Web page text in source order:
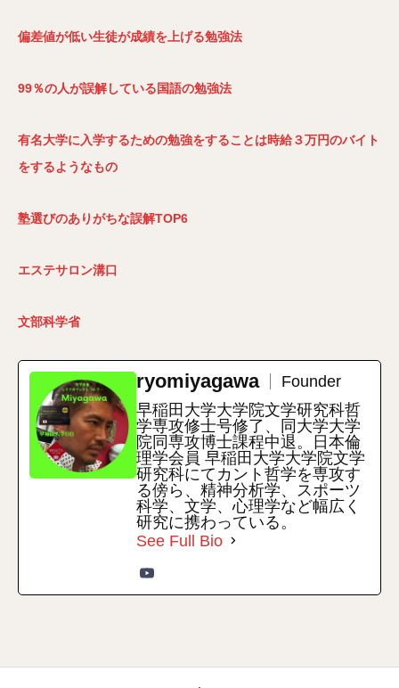
偏差値が低い生徒が成績を上げる勉強法
99％の人が誤解している国語の勉強法
有名大学に入学するための勉強をすることは時給３万円のバイト
をするようなもの
塾選びのありがちな誤解TOP6
エステサロン溝口
文部科学省
ryomiyagawa
Founder
早稲田大学大学院文学研究科哲
学専攻修士号修了、同大学大学
院同専攻博士課程中退。日本倫
理学会員 早稲田大学大学院文学
研究科にてカント哲学を専攻す
る傍ら、精神分析学、スポーツ
科学、文学、心理学など幅広く
研究に携わっている。
See Full Bio